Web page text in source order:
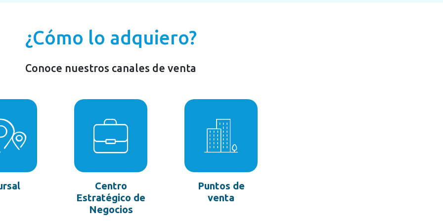
¿Cómo lo adquiero?
Conoce nuestros canales de venta
Centro
Estratégico de
Negocios
Puntos de
venta